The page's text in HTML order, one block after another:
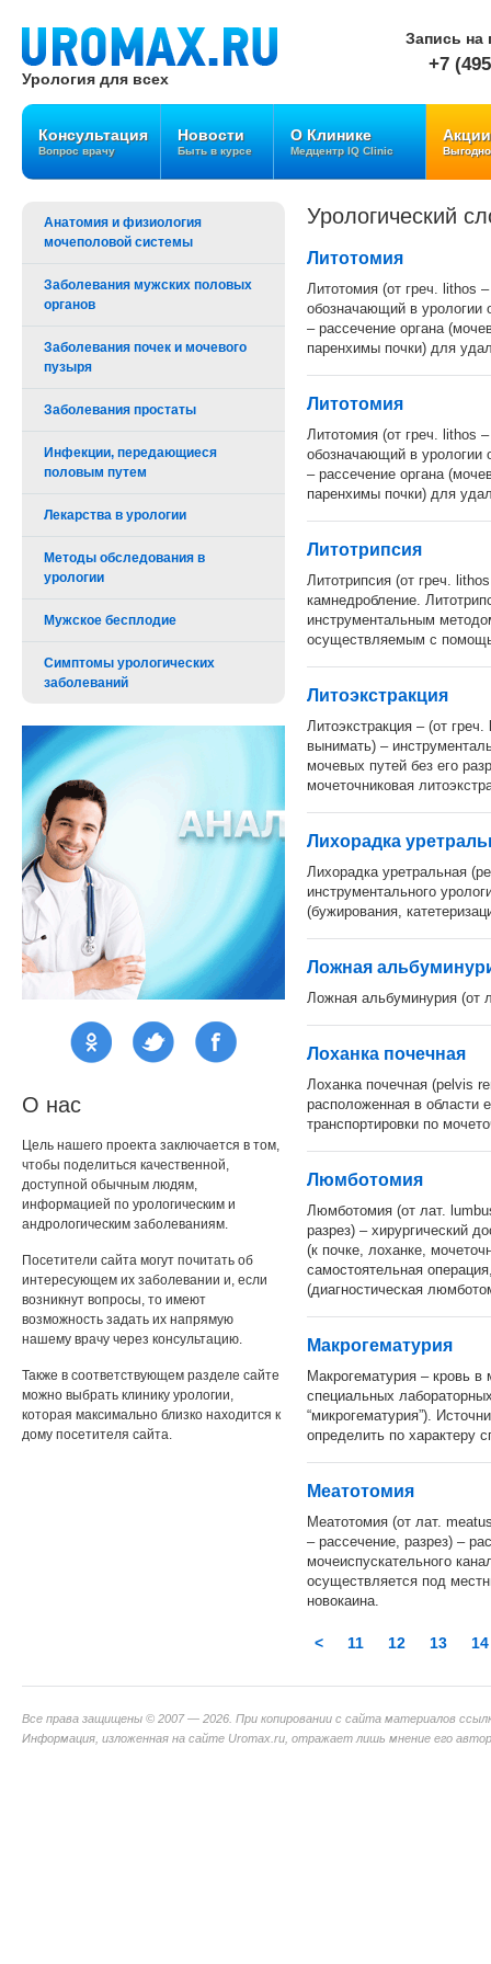
Урология для всех
Запись на
+7
Консультация
Вопрос врачу
Новости
Быть в курсе
О Клинике
Медцентр IQ Clinic
Акции
Анатомия и физиология
мочеполовой системы
Заболевания мужских половых
органов
Заболевания почек и мочевого
пузыря
Заболевания простаты
Инфекции, передающиеся
половым путем
Лекарства в урологии
Методы обследования в
урологии
Мужское бесплодие
Симптомы урологических
заболеваний
О нас
Цель нашего проекта заключается в том,
чтобы поделиться качественной,
доступной обычным людям,
информацией по урологическим и
андрологическим заболеваниям.
Посетители сайта могут почитать об
интересующем их заболевании и, если
возникнут вопросы, то имеют
возможность задать их напрямую
нашему врачу через консультацию.
Также в соответствующем разделе сайте
можно выбрать клинику урологии,
которая максимально близко находится к
дому посетителя сайта.
Урологический
Литотомия
Литотомия (от греч. lithos
обозначающий в урологии
– рассечение органа
паренхимы почки) для
Литотомия
Литотомия (от греч. lithos
обозначающий в урологии
– рассечение органа
паренхимы почки) для
Литотрипсия
Литотрипсия (от греч.
камнедробление.
инструментальным
осуществляемым с
Литоэкстракция
Литоэкстракция – (от
вынимать) –
мочевых путей без его
мочеточниковая
Лихорадка
Лихорадка уретральная
инструментального
(бужирования,
Ложная
Ложная альбуминурия (от
Лоханка почечная
Лоханка почечная (pelvis
расположенная в области
транспортировки по
Люмботомия
Люмботомия (от лат.
разрез) – хирургический
(к почке, лоханке,
самостоятельная
(диагностическая
Макрогематурия
Макрогематурия – кровь
специальных
“микрогематурия”).
определить по характеру
Меатотомия
Меатотомия (от лат.
– рассечение, разрез) –
мочеиспускательного
осуществляется под
новокаина.
< 11 12 13 14
Все права защищены © 2007 — 2026. При копировании с сайта материалов
Информация, изложенная на сайте Uromax.ru, отражает лишь мнение его